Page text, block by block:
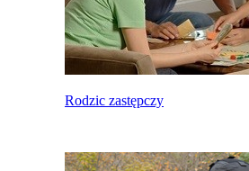
Rodzic zastępczy